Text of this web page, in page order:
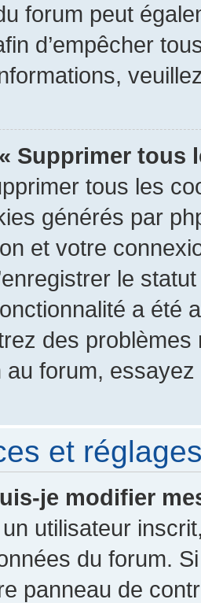
forum peut
d’empêcher
Supprimer tous
tous les
générés par
et votre
le
a été
des
au forum,
et
je modifier
utilisateur
du forum.
panneau de